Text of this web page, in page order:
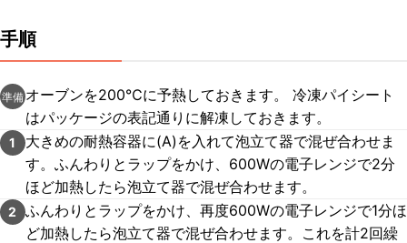
手順
準備 オーブンを200℃に予熱しておきます。 冷凍パイシート
はパッケージの表記通りに解凍しておきます。
1
大きめの耐熱容器に(A)を入れて泡立て器で混ぜ合わせま
す。ふんわりとラップをかけ、600Wの電子レンジで2分
ほど加熱したら泡立て器で混ぜ合わせます。
2
ふんわりとラップをかけ、再度600Wの電子レンジで1分ほ
ど加熱したら泡立て器で混ぜ合わせます。これを計2回繰